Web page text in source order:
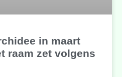
in maart
raam zet volgens